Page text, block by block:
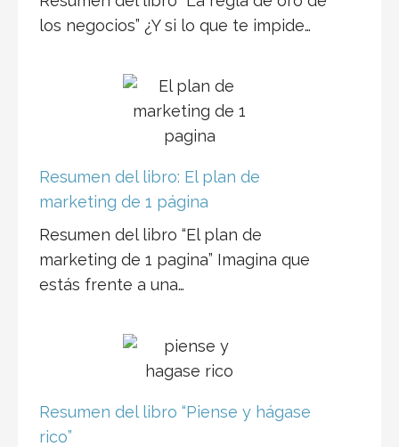
los negocios” ¿Y si lo que te impide…
Resumen del libro: El plan de
marketing de 1 página
Resumen del libro “El plan de
marketing de 1 pagina” Imagina que
estás frente a una…
Resumen del libro “Piense y hágase
rico”